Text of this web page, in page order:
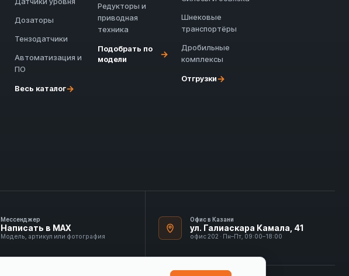
Дозаторы
Тензодатчики
Автоматизация и
ПО
Весь каталог→
Редукторы и
приводная
техника
Подобрать по
модели
→
Шнековые
транспортёры
Дробильные
комплексы
Отгрузки→
Мессенджер
Написать в MAX
Модель, артикул или фотография
Офис в Казани
ул. Галиаскара Камала, 41
офис 202 · Пн–Пт, 09:00–18:00